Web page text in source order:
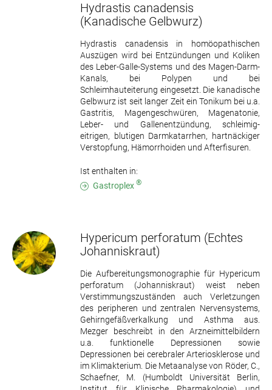
Hydrastis canadensis
(Kanadische Gelbwurz)
Hydrastis canadensis in homöopathischen
Auszügen wird bei Entzündungen und Koliken
des Leber-Galle-Systems und des Magen-Darm-
Kanals, bei Polypen und bei
Schleimhauteiterung eingesetzt. Die kanadische
Gelbwurz ist seit langer Zeit ein Tonikum bei u.a.
Gastritis, Magengeschwüren, Magenatonie,
Leber- und Gallenentzündung, schleimig-
eitrigen, blutigen Darmkatarrhen, hartnäckiger
Verstopfung, Hämorrhoiden und Afterfisuren.
Ist enthalten in:
Gastroplex ®
Hypericum perforatum (Echtes
Johanniskraut)
Die Aufbereitungsmonographie für Hypericum
perforatum (Johanniskraut) weist neben
Verstimmungszuständen auch Verletzungen
des peripheren und zentralen Nervensystems,
Gehirngefäßverkalkung und Asthma aus.
Mezger beschreibt in den Arzneimittelbildern
u.a. funktionelle Depressionen sowie
Depressionen bei cerebraler Arteriosklerose und
im Klimakterium. Die Metaanalyse von Röder, C.,
Schaefner, M. (Humboldt Universität Berlin,